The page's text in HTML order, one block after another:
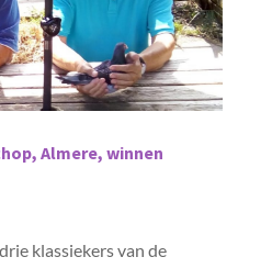
Almere, winnen
klassiekers van de